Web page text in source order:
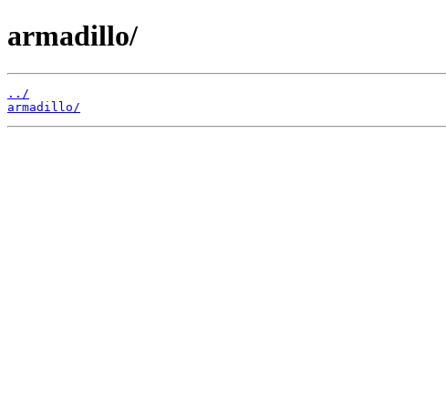
armadillo/
../
armadillo/